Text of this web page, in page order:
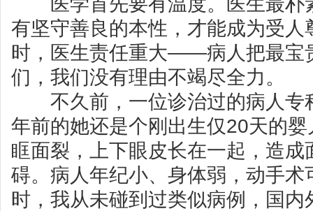
有坚守善良的本性，才能成为受人
时，医生责任重大——病人把最宝
们，我们没有理由不竭尽全力。
不久前，一位诊治过的病人专
年前的她还是个刚出生仅20天的
眶面裂，上下眼皮长在一起，造成
碍。病人年纪小、身体弱，动手术
时，我从未碰到过类似病例，国